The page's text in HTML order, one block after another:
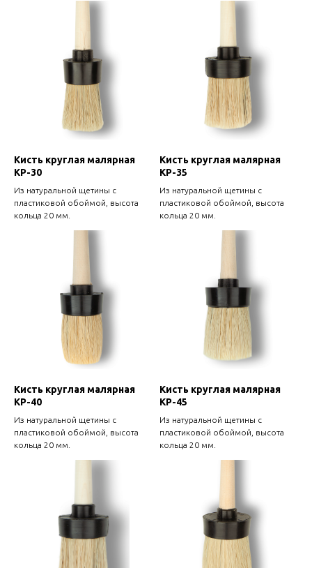
Кисть круглая малярная
КР-30
Из натуральной щетины с
пластиковой обоймой, высота
кольца 20 мм.
Кисть круглая малярная
КР-35
Из натуральной щетины с
пластиковой обоймой, высота
кольца 20 мм.
Кисть круглая малярная
КР-40
Из натуральной щетины с
пластиковой обоймой, высота
кольца 20 мм.
Кисть круглая малярная
КР-45
Из натуральной щетины с
пластиковой обоймой, высота
кольца 20 мм.